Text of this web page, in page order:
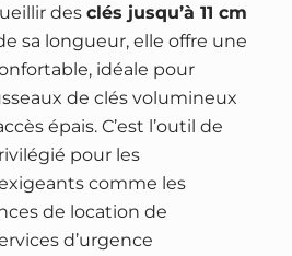
des clés jusqu’à 11 cm
sa longueur, elle offre une
idéale pour
de clés volumineux
épais. C’est l’outil de
pour les
comme les
de location de
d’urgence